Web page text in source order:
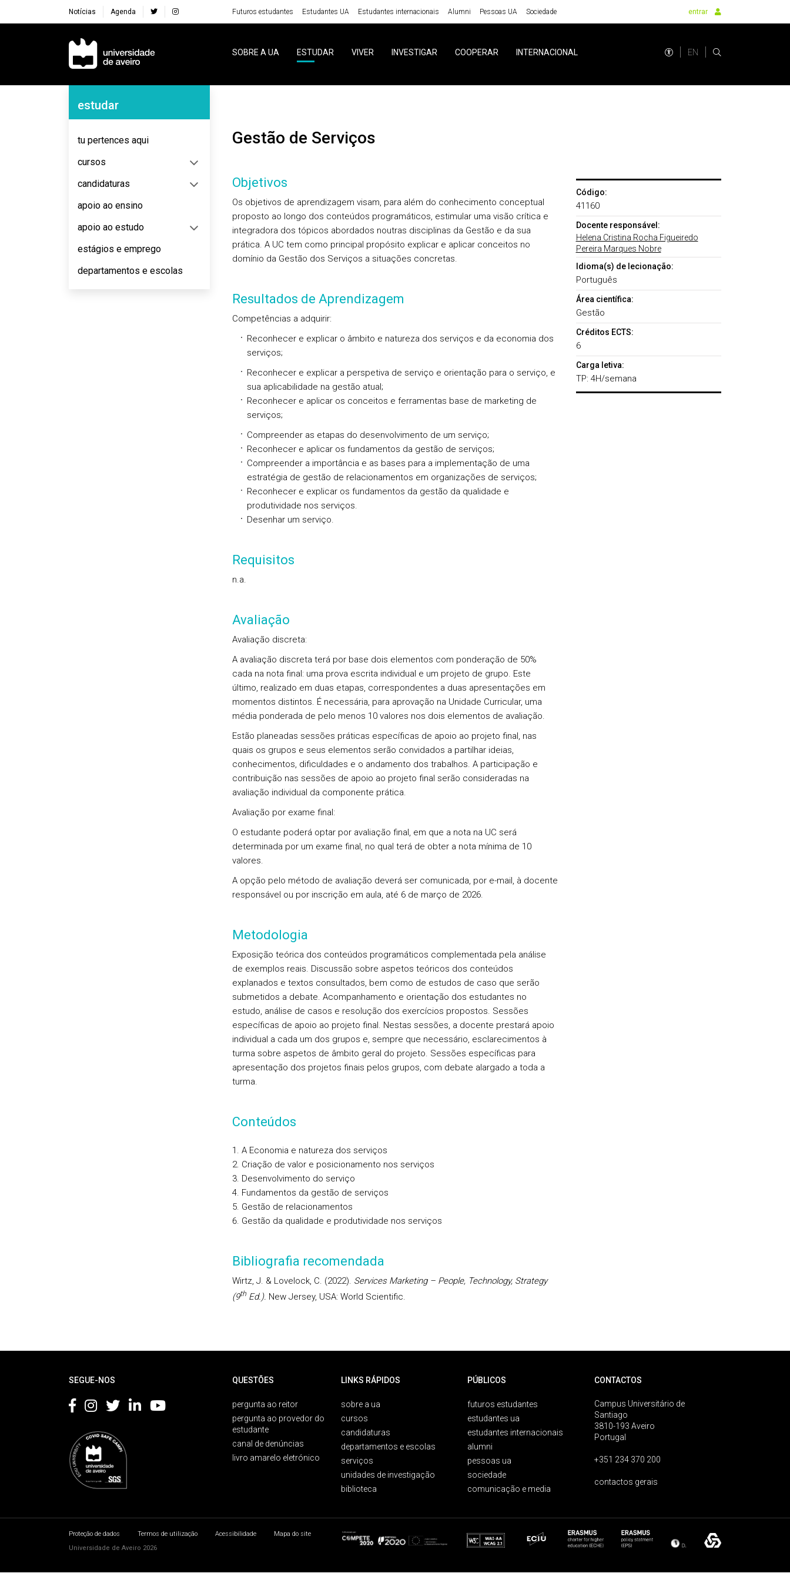
Notícias Agenda Futuros estudantes Estudantes UA Estudantes internacionais Alumni Pessoas UA Sociedade entrar
Navegação Principal
SOBRE A UA ESTUDAR VIVER INVESTIGAR COOPERAR INTERNACIONAL EN
Navegação Lateral
estudar
tu pertences aqui
cursos
candidaturas
apoio ao ensino
apoio ao estudo
estágios e emprego
departamentos e escolas
Gestão de Serviços
Objetivos
Os objetivos de aprendizagem visam, para além do conhecimento conceptual
proposto ao longo dos conteúdos programáticos, estimular uma visão crítica e
integradora dos tópicos abordados noutras disciplinas da Gestão e da sua
prática. A UC tem como principal propósito explicar e aplicar conceitos no
domínio da Gestão dos Serviços a situações concretas.
Resultados de Aprendizagem
Competências a adquirir:
Reconhecer e explicar o âmbito e natureza dos serviços e da economia dos
serviços;
Reconhecer e explicar a perspetiva de serviço e orientação para o serviço, e
sua aplicabilidade na gestão atual;
Reconhecer e aplicar os conceitos e ferramentas base de marketing de
serviços;
Compreender as etapas do desenvolvimento de um serviço;
Reconhecer e aplicar os fundamentos da gestão de serviços;
Compreender a importância e as bases para a implementação de uma
estratégia de gestão de relacionamentos em organizações de serviços;
Reconhecer e explicar os fundamentos da gestão da qualidade e
produtividade nos serviços.
Desenhar um serviço.
Requisitos
n.a.
Avaliação
Avaliação discreta:
A avaliação discreta terá por base dois elementos com ponderação de 50%
cada na nota final: uma prova escrita individual e um projeto de grupo. Este
último, realizado em duas etapas, correspondentes a duas apresentações em
momentos distintos. É necessária, para aprovação na Unidade Curricular, uma
média ponderada de pelo menos 10 valores nos dois elementos de avaliação.
Estão planeadas sessões práticas específicas de apoio ao projeto final, nas
quais os grupos e seus elementos serão convidados a partilhar ideias,
conhecimentos, dificuldades e o andamento dos trabalhos. A participação e
contribuição nas sessões de apoio ao projeto final serão consideradas na
avaliação individual da componente prática.
Avaliação por exame final:
O estudante poderá optar por avaliação final, em que a nota na UC será
determinada por um exame final, no qual terá de obter a nota mínima de 10
valores.
A opção pelo método de avaliação deverá ser comunicada, por e-mail, à docente
responsável ou por inscrição em aula, até 6 de março de 2026.
Metodologia
Exposição teórica dos conteúdos programáticos complementada pela análise
de exemplos reais. Discussão sobre aspetos teóricos dos conteúdos
explanados e textos consultados, bem como de estudos de caso que serão
submetidos a debate. Acompanhamento e orientação dos estudantes no
estudo, análise de casos e resolução dos exercícios propostos. Sessões
específicas de apoio ao projeto final. Nestas sessões, a docente prestará apoio
individual a cada um dos grupos e, sempre que necessário, esclarecimentos à
turma sobre aspetos de âmbito geral do projeto. Sessões específicas para
apresentação dos projetos finais pelos grupos, com debate alargado a toda a
turma.
Conteúdos
A Economia e natureza dos serviços
Criação de valor e posicionamento nos serviços
Desenvolvimento do serviço
Fundamentos da gestão de serviços
Gestão de relacionamentos
Gestão da qualidade e produtividade nos serviços
Bibliografia recomendada
Wirtz, J. & Lovelock, C. (2022). Services Marketing – People, Technology, Strategy
(9thEd.). New Jersey, USA: World Scientific.
Código:
41160
Docente responsável:
Helena Cristina Rocha Figueiredo
Pereira Marques Nobre
Idioma(s) de lecionação:
Português
Área científica:
Gestão
Créditos ECTS:
6
Carga letiva:
TP: 4H/semana
SEGUE-NOS QUESTÕES
pergunta ao reitor
pergunta ao provedor do
estudante
canal de denúncias
livro amarelo eletrónico
LINKS RÁPIDOS
sobre a ua
cursos
candidaturas
departamentos e escolas
serviços
unidades de investigação
biblioteca
PÚBLICOS
futuros estudantes
estudantes ua
estudantes internacionais
alumni
pessoas ua
sociedade
comunicação e media
CONTACTOS
Campus Universitário de
Santiago
3810-193 Aveiro
Portugal
+351 234 370 200
contactos gerais
Proteção de dados Termos de utilização Acessibilidade
Mapa do site
Universidade de Aveiro 2026